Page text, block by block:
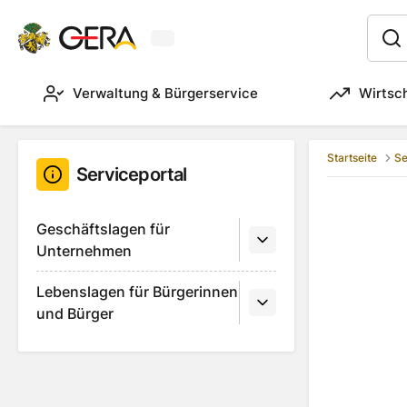
Verwaltung & Bürgerservice
Serviceportal
Geschäftslagen für
Unternehmen
Lebenslagen für Bürgerinnen
und Bürger
Startseite